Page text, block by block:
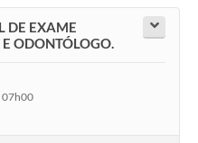
DE EXAME
ODONTÓLOGO.
07h00